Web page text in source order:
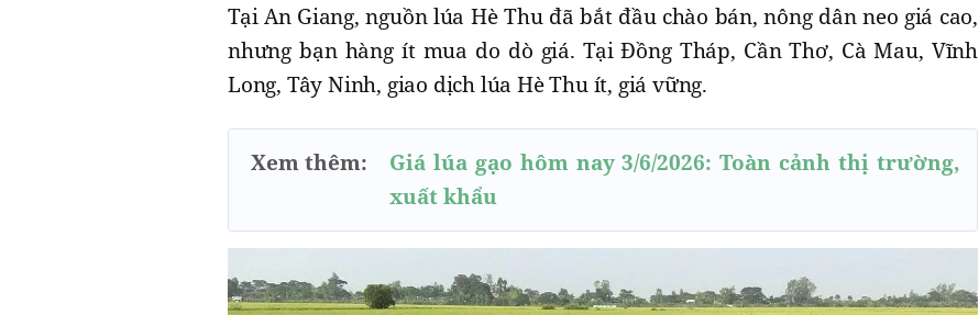
Tại An Giang, nguồn lúa Hè Thu đã bắt đầu chào bán, nông dân neo giá cao,
nhưng bạn hàng ít mua do dò giá. Tại Đồng Tháp, Cần Thơ, Cà Mau, Vĩnh
Long, Tây Ninh, giao dịch lúa Hè Thu ít, giá vững.
Xem thêm:
Giá lúa gạo hôm nay 3/6/2026: Toàn cảnh thị trường,
xuất khẩu